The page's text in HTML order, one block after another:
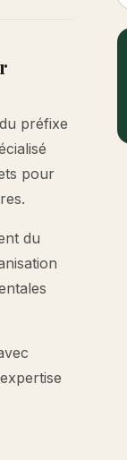
préfixe
pour
du